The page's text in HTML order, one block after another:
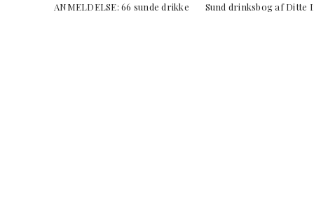
ANMELDELSE: 66 sunde drikke Sund drinksbog